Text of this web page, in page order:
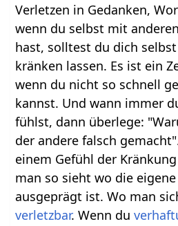
Verletzen in Gedanken,
wenn du selbst mit anderen
hast, solltest du dich
kränken lassen. Es ist ein
wenn du nicht so schnell
kannst. Und wann immer
fühlst, dann überlege:
der andere falsch
einem Gefühl der
man so sieht wo die
ausgeprägt ist. Wo man
verletzbar. Wenn du